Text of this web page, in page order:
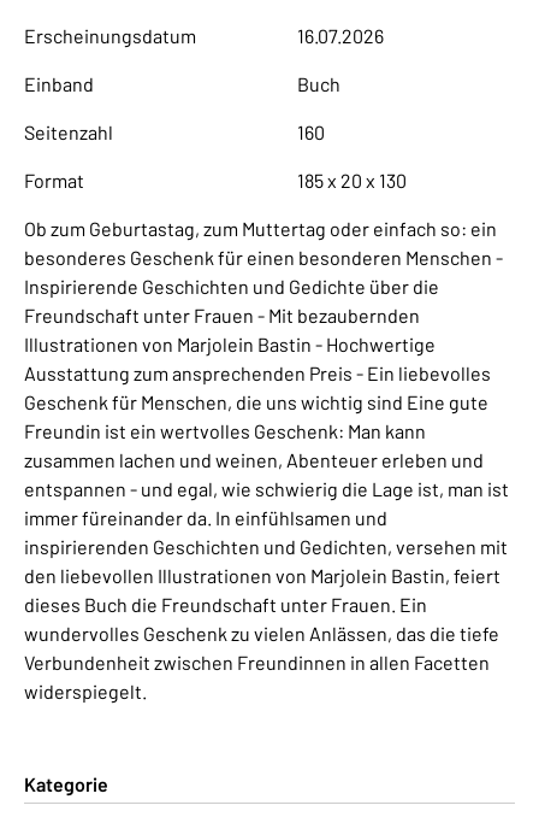
Erscheinungsdatum 16.07.2026
Einband Buch
Seitenzahl 160
Format 185 x 20 x 130
Ob zum Geburtastag, zum Muttertag oder einfach so: ein
besonderes Geschenk für einen besonderen Menschen -
Inspirierende Geschichten und Gedichte über die
Freundschaft unter Frauen - Mit bezaubernden
Illustrationen von Marjolein Bastin - Hochwertige
Ausstattung zum ansprechenden Preis - Ein liebevolles
Geschenk für Menschen, die uns wichtig sind Eine gute
Freundin ist ein wertvolles Geschenk: Man kann
zusammen lachen und weinen, Abenteuer erleben und
entspannen - und egal, wie schwierig die Lage ist, man ist
immer füreinander da. In einfühlsamen und
inspirierenden Geschichten und Gedichten, versehen mit
den liebevollen Illustrationen von Marjolein Bastin, feiert
dieses Buch die Freundschaft unter Frauen. Ein
wundervolles Geschenk zu vielen Anlässen, das die tiefe
Verbundenheit zwischen Freundinnen in allen Facetten
widerspiegelt.
Kategorie